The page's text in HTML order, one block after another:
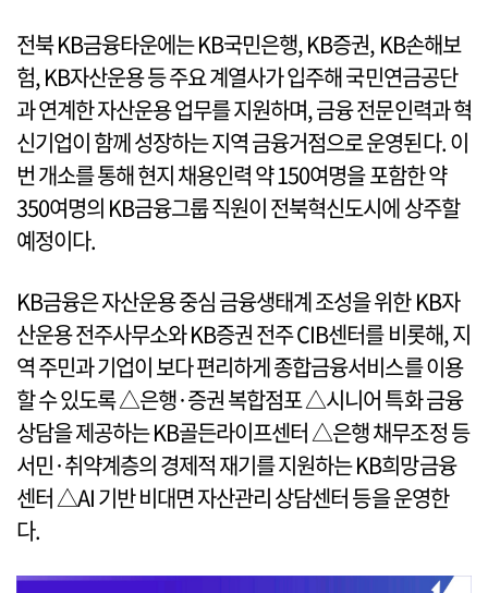
전북 KB금융타운에는 KB국민은행, KB증권, KB손해보
험, KB자산운용 등 주요 계열사가 입주해 국민연금공단
과 연계한 자산운용 업무를 지원하며, 금융 전문인력과 혁
신기업이 함께 성장하는 지역 금융거점으로 운영된다. 이
번 개소를 통해 현지 채용인력 약 150여명을 포함한 약
350여명의 KB금융그룹 직원이 전북혁신도시에 상주할
예정이다.
KB금융은 자산운용 중심 금융생태계 조성을 위한 KB자
산운용 전주사무소와 KB증권 전주 CIB센터를 비롯해, 지
역 주민과 기업이 보다 편리하게 종합금융서비스를 이용
할 수 있도록 △은행·증권 복합점포 △시니어 특화 금융
상담을 제공하는 KB골든라이프센터 △은행 채무조정 등
서민·취약계층의 경제적 재기를 지원하는 KB희망금융
센터 △AI 기반 비대면 자산관리 상담센터 등을 운영한
다.